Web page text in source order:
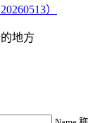
）
地方